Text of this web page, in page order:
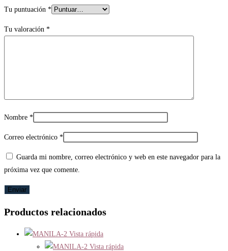
Tu puntuación *
Tu valoración *
Nombre *
Correo electrónico *
Guarda mi nombre, correo electrónico y web en este navegador para la
próxima vez que comente.
Productos relacionados
Vista rápida
Vista rápida